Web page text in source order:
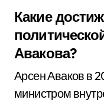
Какие
Авакова?
Арсен Аваков в
министром